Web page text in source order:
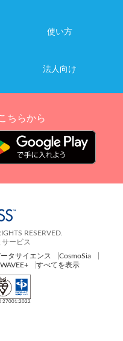
使い方
法人向け
ちらから
RESERVED.
サービス
タサイエンス
CosmoSia
WAVEE+ すべてを表示
27001:2022